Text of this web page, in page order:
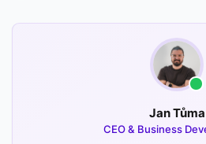
Jan Tůma
CEO & Business